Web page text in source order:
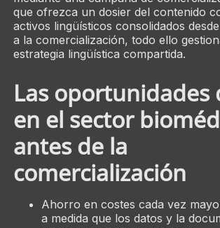
que ofrezca un dosier del contenido
activos lingüísticos consolidados
a la comercialización, todo ello
estrategia lingüística compartida.
Las oportunidades
en el sector
antes de la
comercialización
Ahorro en costes cada vez
a medida que los datos y la